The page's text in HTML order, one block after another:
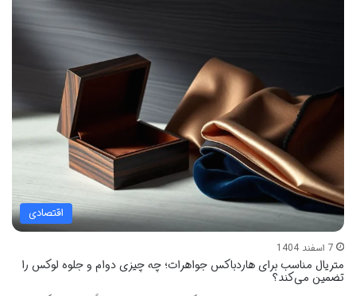
اقتصادی
7 اسفند 1404
متریال مناسب برای هاردباکس جواهرات؛ چه چیزی دوام و جلوه لوکس را
تضمین می‌کند؟